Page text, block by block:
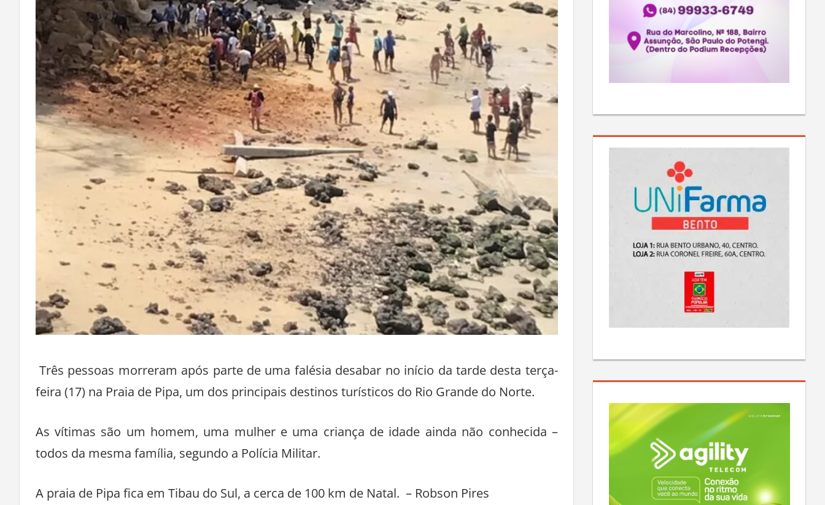
Três pessoas morreram após parte de uma falésia desabar no início da tarde desta terça-
feira (17) na Praia de Pipa, um dos principais destinos turísticos do Rio Grande do Norte.
As vítimas são um homem, uma mulher e uma criança de idade ainda não conhecida –
todos da mesma família, segundo a Polícia Militar.
A praia de Pipa fica em Tibau do Sul, a cerca de 100 km de Natal. – Robson Pires